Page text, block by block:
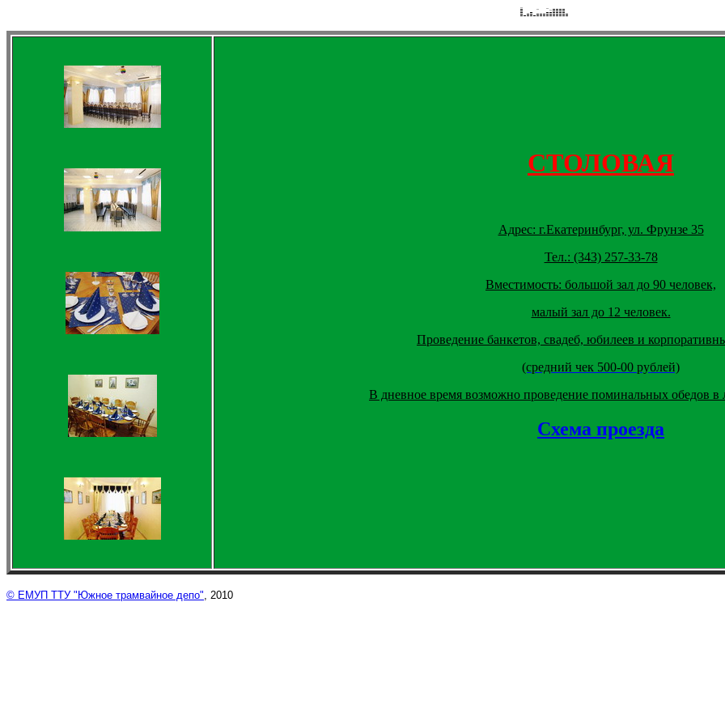
СТОЛОВАЯ
Адрес: г.Екатеринбург, ул. Фрунзе 35
Тел.: (343) 257-33-78
Вместимость: большой зал до 90 человек,
малый зал до 12 человек.
Проведение банкетов, свадеб, юбилеев и
(средний чек 500-00 рублей)
В дневное время возможно проведение поминальных обедов в
Схема проезда
© ЕМУП ТТУ "Южное трамвайное депо", 2010